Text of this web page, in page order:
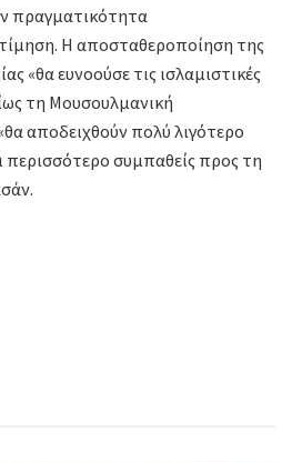
πραγματικότητα
Η αποσταθεροποίηση της
«θα ευνοούσε τις ισλαμιστικές
τη Μουσουλμανική
αποδειχθούν πολύ λιγότερο
περισσότερο συμπαθείς προς τη